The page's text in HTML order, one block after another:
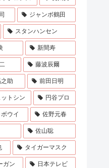
ジャンボ鶴田
スタンハンセン
新間寿
藤波辰爾
之助 前田日明
トシン 円谷プロ
ウイ 佐野元春
佐山聡
タイガーマスク
ガン 日本テレビ